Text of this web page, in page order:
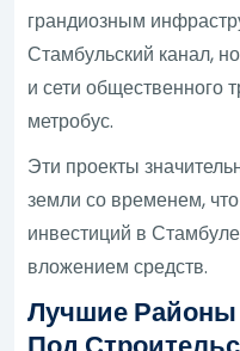
грандиозным
Стамбульский канал,
и сети общественного
метробус.
Эти проекты
земли со временем,
инвестиций в
вложением средств.
Лучшие